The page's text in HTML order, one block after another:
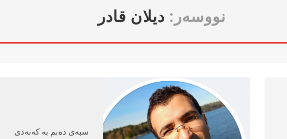
نووسه‌ر: دیلان قادر
سبەی دەبم بە کەنەدی